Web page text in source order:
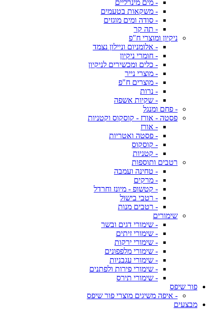
- מים מינרליים
- משקאות בטעמים
- סודה ומים מוגזים
- תה קר
ניקיון ומוצרי ח"פ
- אלומניום וניילון נצמד
- חומרי ניקיון
- כלים ומכשירים לניקיון
- מוצרי נייר
- מוצרים ח"פ
- נרות
- שקיות אשפה
- פחם ומנגל
פסטה - אורז - קוסקוס וקטניות
- אורז
- פסטה ואטריות
- קוסקוס
- קטניות
רטבים ותוספות
- טחינה ועמבה
- מרקים
- קטשופ - מיונז וחרדל
- רטבי בישול
- רטבים מנות
שימורים
- שימורי דגים ובשר
- שימורי זיתים
- שימורי ירקות
- שימורי מלפפונים
- שימורי עגבניות
- שימורי פירות ולפתנים
- שימורי תירס
פור שיפס
- איפה משיגים מוצרי פור שיפס
מבצעים